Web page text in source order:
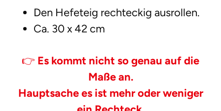
Den Hefeteig rechteckig ausrollen.
Ca. 30 x 42 cm
👉 Es kommt nicht so genau auf die
Maße an.
Hauptsache es ist mehr oder weniger